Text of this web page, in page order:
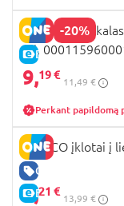
-20%
E-KAINA
CHICCO
ml,
9,19 €
11,49 €
Perkant
GERA KAINA
E-KAINA
CHICCO įklotai į
7,21 €
13,99 €